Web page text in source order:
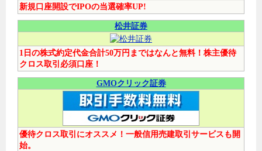
新規口座開設でIPOの当選確率UP!
松井証券
1日の株式約定代金合計50万円まではなんと無料！株主優待
クロス取引必須口座！
GMOクリック証券
優待クロス取引にオススメ！一般信用売建取引サービスも開
始。